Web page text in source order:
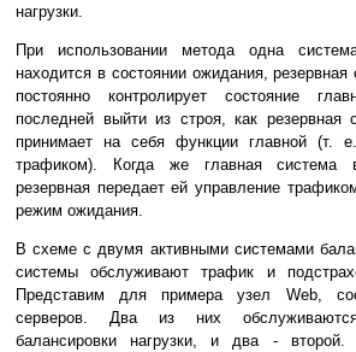
нагрузки.
При использовании метода одна
находится в состоянии ожидания, резервная
постоянно контролирует состояние
последней выйти из строя, как резервная
принимает на себя функции главной (т.
трафиком). Когда же главная система
резервная передает ей управление
режим ожидания.
В схеме с двумя активными системами
системы обслуживают трафик и
Представим для примера узел Web,
серверов. Два из них
балансировки нагрузки, и два -